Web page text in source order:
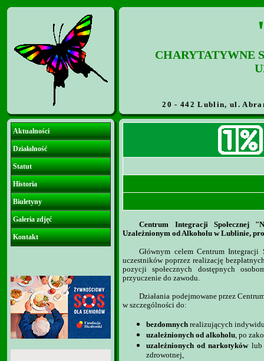
CHARYTATYWNE
20 - 442 Lublin, ul.
Aktualności
Działalność
Statut
Historia
Biuletyny
Galeria zdjęć
Kontakt
Centrum Integracji Społecznej
Uzależnionym od Alkoholu w Lublinie,
Głównym celem Centrum
uczestników poprzez realizację
pozycji społecznych dostępnych
przyuczenie do zawodu.
Działania podejmowane przez
w szczególności do:
bezdomnych realizujących
uzależnionych od alkoholu, po
uzależnionych od narkotykówlub
zdrowotnej,